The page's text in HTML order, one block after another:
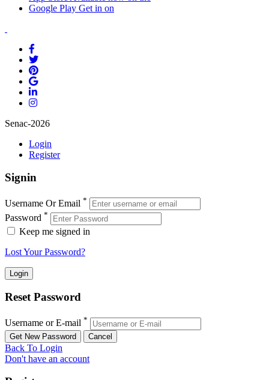
Google Play Get in on
Senac-2026
Login
Register
Signin
Username Or Email *
Password *
Keep me signed in
Lost Your Password?
Reset Password
Username or E-mail *
Back To Login
Don't have an account